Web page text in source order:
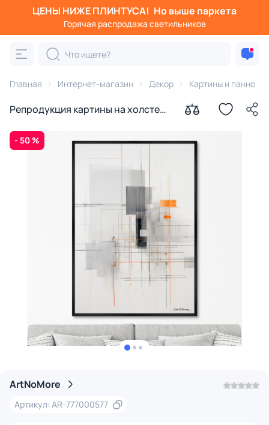
ЦЕНЫ НИЖЕ ПЛИНТУСА! Но выше паркета
Горячая распродажа светильников
Главная Интернет-магазин Декор Картины и панно
Репродукция картины на холсте
- 50 %
ArtNoMore
Артикул: AR-777000577